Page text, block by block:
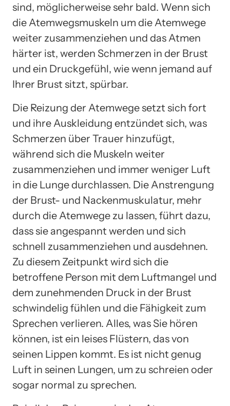
sind, möglicherweise sehr bald. Wenn sich
die Atemwegsmuskeln um die Atemwege
weiter zusammenziehen und das Atmen
härter ist, werden Schmerzen in der Brust
und ein Druckgefühl, wie wenn jemand auf
Ihrer Brust sitzt, spürbar.
Die Reizung der Atemwege setzt sich fort
und ihre Auskleidung entzündet sich, was
Schmerzen über Trauer hinzufügt,
während sich die Muskeln weiter
zusammenziehen und immer weniger Luft
in die Lunge durchlassen. Die Anstrengung
der Brust- und Nackenmuskulatur, mehr
durch die Atemwege zu lassen, führt dazu,
dass sie angespannt werden und sich
schnell zusammenziehen und ausdehnen.
Zu diesem Zeitpunkt wird sich die
betroffene Person mit dem Luftmangel und
dem zunehmenden Druck in der Brust
schwindelig fühlen und die Fähigkeit zum
Sprechen verlieren. Alles, was Sie hören
können, ist ein leises Flüstern, das von
seinen Lippen kommt. Es ist nicht genug
Luft in seinen Lungen, um zu schreien oder
sogar normal zu sprechen.